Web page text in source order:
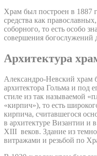
Храм был построен в 1887
средства как
соборного, то есть особо
совершения богослужений
Архитектура
Александро-Невский храм
архитектора Гольма и под
стиле из так называемой
«кирпич»), то есть
кирпича, считавшегося
в архитектуре Византии и
XIII веков. Здание из
витражами и резьбой по